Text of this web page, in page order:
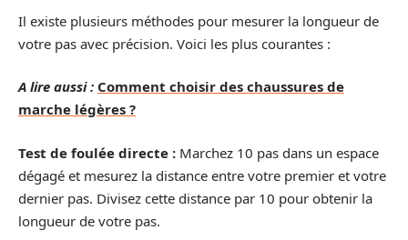
Il existe plusieurs méthodes pour mesurer la longueur de
votre pas avec précision. Voici les plus courantes :
A lire aussi : Comment choisir des chaussures de
marche légères ?
Test de foulée directe : Marchez 10 pas dans un espace
dégagé et mesurez la distance entre votre premier et votre
dernier pas. Divisez cette distance par 10 pour obtenir la
longueur de votre pas.